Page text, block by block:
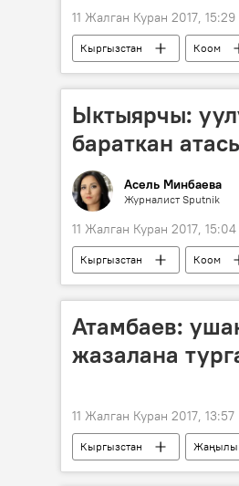
11 Жалган Куран 2017, 15:29
Кыргызстан Коом
жүк ташуучулар
Ыктыярчы:
бараткан
Асель Минбаева
Журналист Sputnik
11 Жалган Куран 2017, 15:04
Кыргызстан Коом
балдар үйү
Атамбаев:
жазалана
11 Жалган Куран 2017, 13:57
Кыргызстан
кайрылуу
ушак